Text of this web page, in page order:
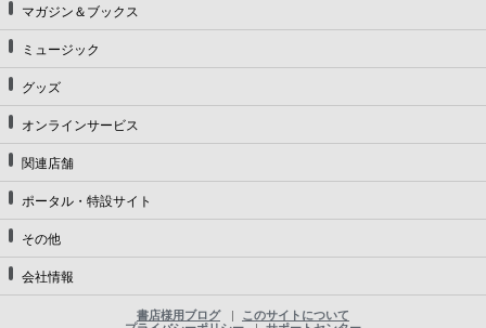
マガジン＆ブックス
ミュージック
グッズ
オンラインサービス
関連店舗
ポータル・特設サイト
その他
会社情報
書店様用ブログ
このサイトについて